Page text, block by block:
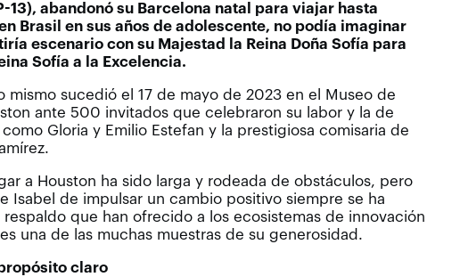
13), abandonó su Barcelona natal para viajar hasta
Brasil en sus años de adolescente, no podía imaginar
escenario con su Majestad la Reina Doña Sofía para
Sofía a la Excelencia.
mismo sucedió el 17 de mayo de 2023 en el Museo de
ante 500 invitados que celebraron su labor y la de
Gloria y Emilio Estefan y la prestigiosa comisaria de
a Houston ha sido larga y rodeada de obstáculos, pero
Isabel de impulsar un cambio positivo siempre se ha
que han ofrecido a los ecosistemas de innovación
una de las muchas muestras de su generosidad.
claro